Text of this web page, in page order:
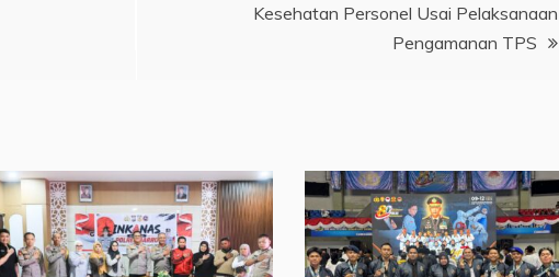
Kesehatan Personel Usai Pelaksanaan
Pengamanan TPS